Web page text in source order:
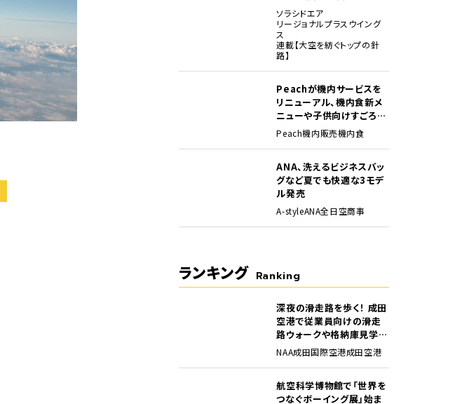
独ジンスハイム自動車技術博物館で展示されるコンコルド（写真手前）とTu-144（写真奥）。この2機以来
任1年の手応え
ソラシドエア
リージョナルプラスウイング
ス
連載【大空を紡ぐトップの針
路】
Peachが機内サービスを
リニューアル、機内食新メ
ニューや子供向けすごろく
など
Peach機内販売機内食
ANA、洗えるビジネスバッ
グなど夏でも快適な3モデ
ル発売
A-styleANA全日空商事
ランキング Ranking
深夜の滑走路を歩く！ 成田
空港で従業員向けの滑走
路ウォークや格納庫見学イ
ベントを初開催
NAA成田国際空港成田空港
航空科学博物館で「世界を
つなぐボーイング展」始ま